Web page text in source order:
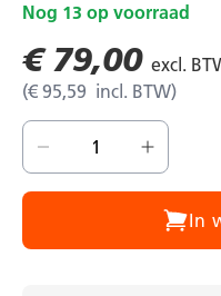
€ 95,59
€ 79,00
Nog 13 op voorraad
In